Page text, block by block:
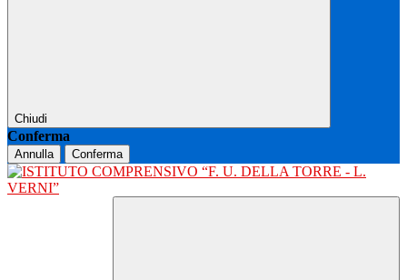
Chiudi
Conferma
Annulla Conferma